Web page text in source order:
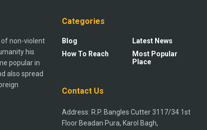
of non-violent
his
popular in
also spread
Categories
Blog
How To Reach
Latest News
Most Popular
Place
Contact Us
Address: R.P. Bangles Cutter 3117/34 1st
Floor Beadan Pura, Karol Bagh,